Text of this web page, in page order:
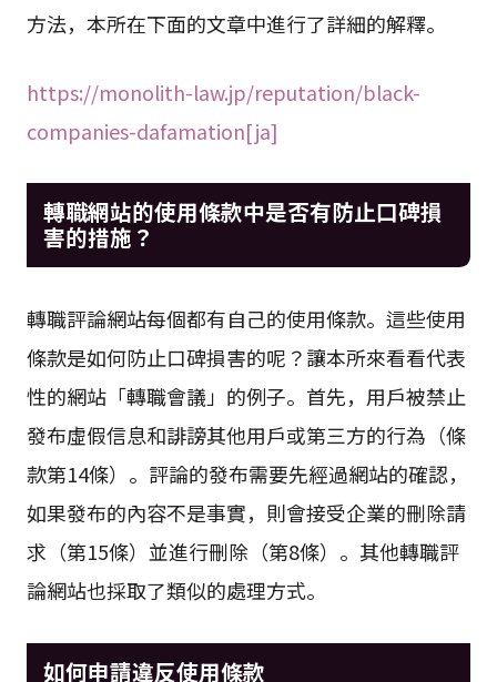
方法，本所在下面的文章中進行了詳細的解釋。
https://monolith-law.jp/reputation/black-
companies-dafamation[ja]
轉職網站的使用條款中是否有防止口碑損
害的措施？
轉職評論網站每個都有自己的使用條款。這些使用
條款是如何防止口碑損害的呢？讓本所來看看代表
性的網站「轉職會議」的例子。首先，用戶被禁止
發布虛假信息和誹謗其他用戶或第三方的行為（條
款第14條）。評論的發布需要先經過網站的確認，
如果發布的內容不是事實，則會接受企業的刪除請
求（第15條）並進行刪除（第8條）。其他轉職評
論網站也採取了類似的處理方式。
如何申請違反使用條款